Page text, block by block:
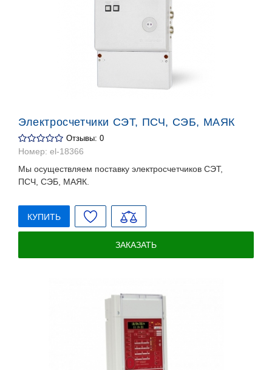
Электросчетчики СЭТ, ПСЧ, СЭБ, МАЯК
Отзывы: 0
Номер: el-18366
Мы осуществляем поставку электросчетчиков СЭТ,
ПСЧ, СЭБ, МАЯК.
КУПИТЬ
ЗАКАЗАТЬ